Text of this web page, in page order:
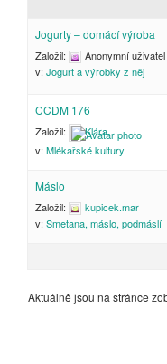
Jogurty – domácí výroba
Založil:
Anonymní uživatel
v: Jogurt a výrobky z něj
CCDM 176
Založil:
Klára
v: Mlékařské kultury
Máslo
Založil:
kupicek.mar
v: Smetana, máslo, podmáslí
Aktuálně jsou na stránce